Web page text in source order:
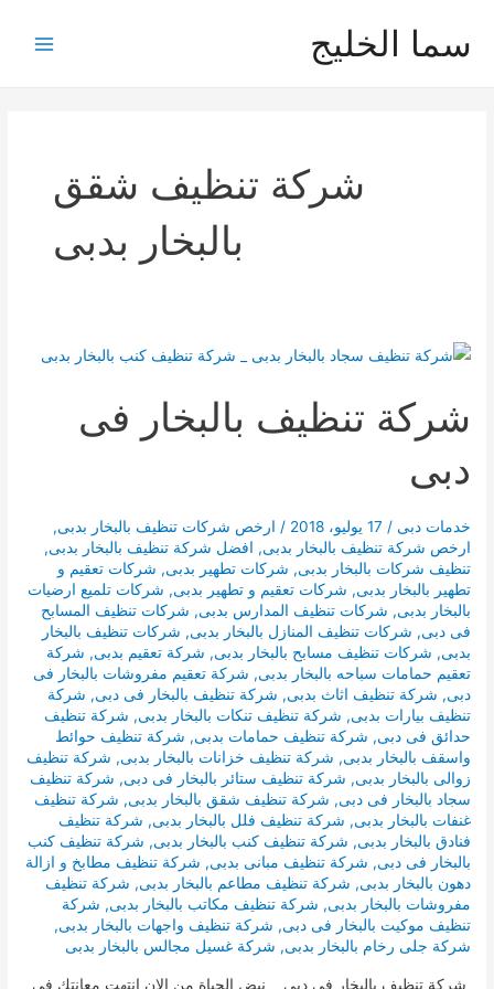
سما الخليج
شركة تنظيف شقق
بالبخار بدبى
شركة تنظيف بالبخار فى
دبى
خدمات دبى / 17 يوليو، 2018 / ارخص شركات تنظيف بالبخار بدبى,
ارخص شركة تنظيف بالبخار بدبى, افضل شركة تنظيف بالبخار بدبى,
تنظيف شركات بالبخار بدبى, شركات تطهير بدبى, شركات تعقيم و
تطهير بالبخار بدبى, شركات تعقيم و تطهير بدبى, شركات تلميع ارضيات
بالبخار بدبى, شركات تنظيف المدارس بدبى, شركات تنظيف المسابح
فى دبى, شركات تنظيف المنازل بالبخار بدبى, شركات تنظيف بالبخار
بدبى, شركات تنظيف مسابح بالبخار بدبى, شركة تعقيم بدبى, شركة
تعقيم حمامات سباحه بالبخار بدبى, شركة تعقيم مفروشات بالبخار فى
دبى, شركة تنظيف اثاث بدبى, شركة تنظيف بالبخار فى دبى, شركة
تنظيف بيارات بدبى, شركة تنظيف تنكات بالبخار بدبى, شركة تنظيف
حدائق فى دبى, شركة تنظيف حمامات بدبى, شركة تنظيف حوائط
واسقف بالبخار بدبى, شركة تنظيف خزانات بالبخار بدبى, شركة تنظيف
زوالى بالبخار بدبى, شركة تنظيف ستائر بالبخار فى دبى, شركة تنظيف
سجاد بالبخار فى دبى, شركة تنظيف شقق بالبخار بدبى, شركة تنظيف
غنفات بالبخار بدبى, شركة تنظيف فلل بالبخار بدبى, شركة تنظيف
فنادق بالبخار بدبى, شركة تنظيف كنب بالبخار بدبى, شركة تنظيف كنب
بالبخار فى دبى, شركة تنظيف مبانى بدبى, شركة تنظيف مطابخ و ازالة
دهون بالبخار بدبى, شركة تنظيف مطاعم بالبخار بدبى, شركة تنظيف
مفروشات بالبخار بدبى, شركة تنظيف مكاتب بالبخار بدبى, شركة
تنظيف موكيت بالبخار فى دبى, شركة تنظيف واجهات بالبخار بدبى,
شركة جلى رخام بالبخار بدبى, شركة غسيل مجالس بالبخار بدبى
شركة تنظيف بالبخار فى دبى نبض الحياة من الان انتهت معانتك فى